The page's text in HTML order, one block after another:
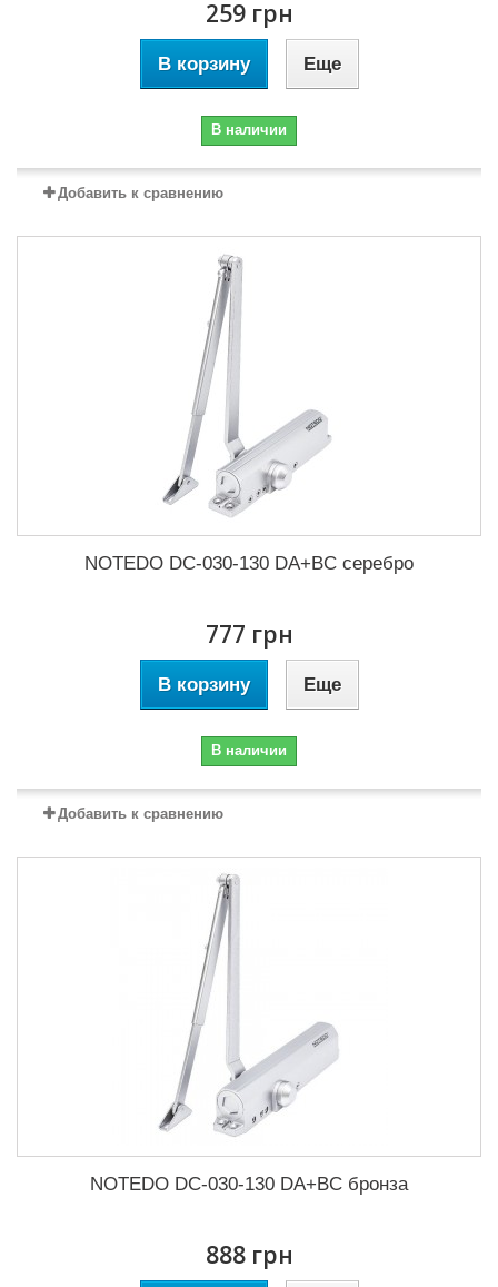
259 грн
В корзину Еще
В наличии
Добавить к сравнению
NOTEDO DC-030-130 DA+BC серебро
777 грн
В корзину Еще
В наличии
Добавить к сравнению
NOTEDO DC-030-130 DA+BC бронза
888 грн